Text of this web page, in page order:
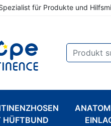
für Produkte und
HÜFTBUND